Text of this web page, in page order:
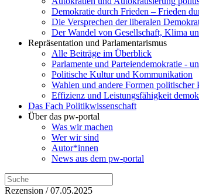
Demokratie durch Frieden – Frieden
Die Versprechen der liberalen
Der Wandel von Gesellschaft, Klima
Repräsentation und Parlamentarismus
Alle Beiträge im Überblick
Parlamente und Parteiendemokratie -
Politische Kultur und Kommunikation
Wahlen und andere Formen politischer
Effizienz und Leistungsfähigkeit
Das Fach Politikwissenschaft
Über das pw-portal
Was wir machen
Wer wir sind
Autor*innen
News aus dem pw-portal
Rezension / 07.05.2025